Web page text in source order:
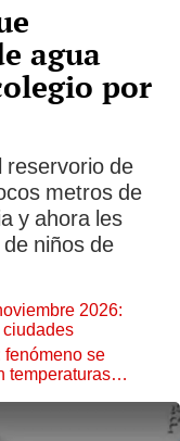
agua
por
reservorio de
metros de
y ahora les
niños de
2026:
se
temperaturas